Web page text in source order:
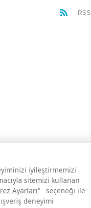
iyileştirmemizi
sitemizi kullanan
Ayarları"
seçeneği ile
deneyimi
RSS